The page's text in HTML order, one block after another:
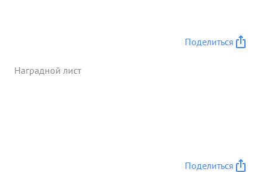
Поделиться
Наградной лист
Поделиться